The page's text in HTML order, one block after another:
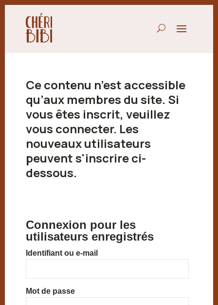
Ce contenu n’est accessible
qu’aux membres du site. Si
vous êtes inscrit, veuillez
vous connecter. Les
nouveaux utilisateurs
peuvent s'inscrire ci-
dessous.
Connexion pour les
utilisateurs enregistrés
Identifiant ou e-mail
Mot de passe